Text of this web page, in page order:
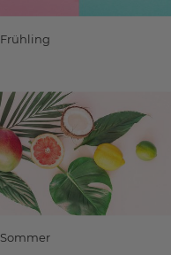
Frühling
Sommer